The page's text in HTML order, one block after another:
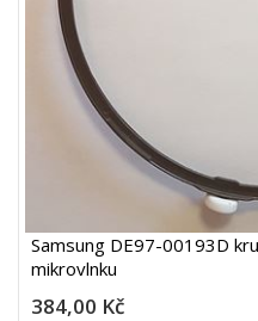
Samsung DE97-00193D
mikrovlnku
384,00 Kč